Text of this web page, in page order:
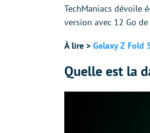
TechManiacs dévoile
version avec 12 Go
À lire > Galaxy Z Fold
Quelle est la